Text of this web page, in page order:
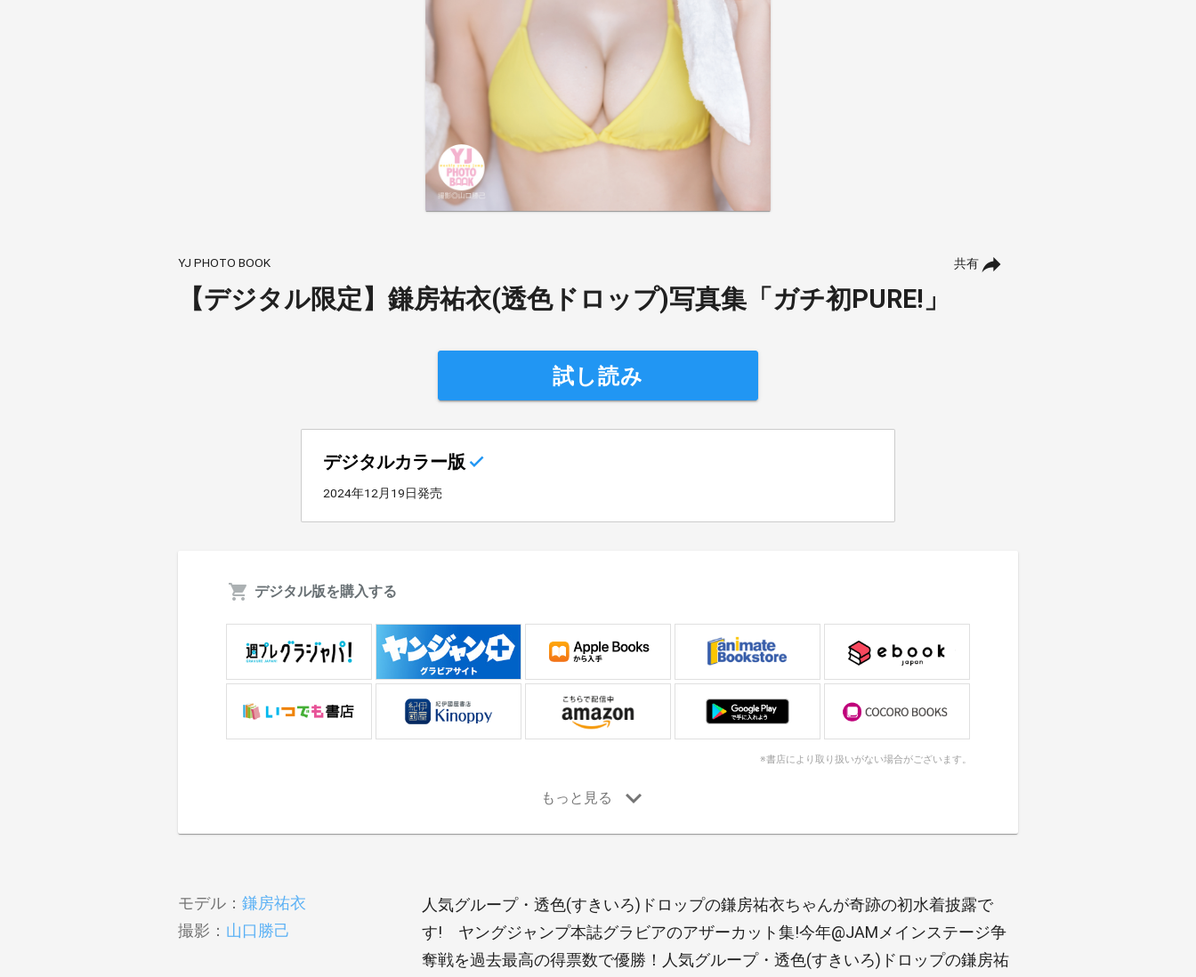
共有
YJ PHOTO BOOK
【デジタル限定】鎌房祐衣(透色ドロップ)写真集「ガチ初PURE!」
試し読み
デジタルカラー版
2024年12月19日発売
デジタル版を購入する
※書店により取り扱いがない場合がございます。
モデル： 鎌房祐衣
撮影： 山口勝己
人気グループ・透色(すきいろ)ドロップの鎌房祐衣ちゃんが奇跡の初水着披露で
す! ヤングジャンプ本誌グラビアのアザーカット集!今年@JAMメインステージ争
奪戦を過去最高の得票数で優勝！人気グループ・透色(すきいろ)ドロップの鎌房祐